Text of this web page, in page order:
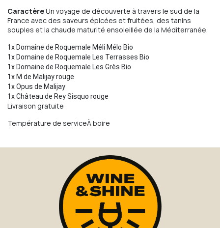
CaractèreUn voyage de découverte à travers le sud de la
France avec des saveurs épicées et fruitées, des tanins
souples et la chaude maturité ensoleillée de la Méditerranée.
1x Domaine de Roquemale Méli Mélo Bio
1x Domaine de Roquemale Les Terrasses Bio
1x Domaine de Roquemale Les Grès Bio
1x M de Malijay rouge
1x Opus de Malijay
1x Château de Rey Sisquo rouge
Livraison gratuite
Température de serviceÀ boire